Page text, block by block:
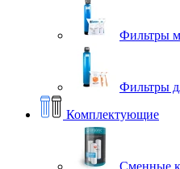
Фильтры
Фильтры
Комплектующие
Сменные